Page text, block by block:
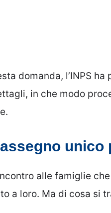
domanda, l’INPS
in che modo
alle famiglie
a loro. Ma di cosa si